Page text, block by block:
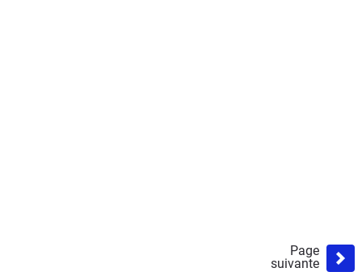
Page
suivante